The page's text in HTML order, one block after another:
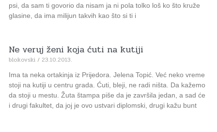
psi, da sam ti govorio da nisam ja ni pola tolko loš ko što kruže
glasine, da ima milijun takvih kao što si ti i
Ne veruj ženi koja ćuti na kutiji
blokovski 23.10.2013.
Ima ta neka ortakinja iz Prijedora. Jelena Topić. Već neko vreme
stoji na kutiji u centru grada. Ćuti, bleji, ne radi ništa. Da kažemo
da stoji u mestu. Žuta štampa piše da je završila jedan, a sad će
i drugi fakultet, da joj je ovo ustvari diplomski, drugi kažu bunt